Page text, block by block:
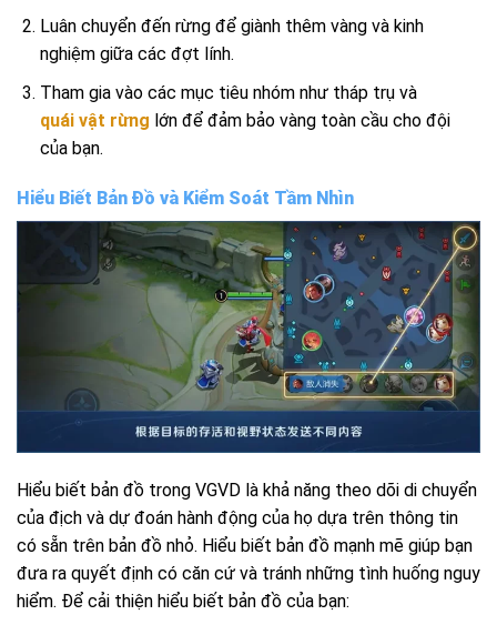
Luân chuyển đến rừng để giành thêm vàng và kinh
nghiệm giữa các đợt lính.
Tham gia vào các mục tiêu nhóm như tháp trụ và
quái vật rừng lớn để đảm bảo vàng toàn cầu cho đội
của bạn.
Hiểu Biết Bản Đồ và Kiểm Soát Tầm Nhìn
Hiểu biết bản đồ trong VGVD là khả năng theo dõi di chuyển
của địch và dự đoán hành động của họ dựa trên thông tin
có sẵn trên bản đồ nhỏ. Hiểu biết bản đồ mạnh mẽ giúp bạn
đưa ra quyết định có căn cứ và tránh những tình huống nguy
hiểm. Để cải thiện hiểu biết bản đồ của bạn: